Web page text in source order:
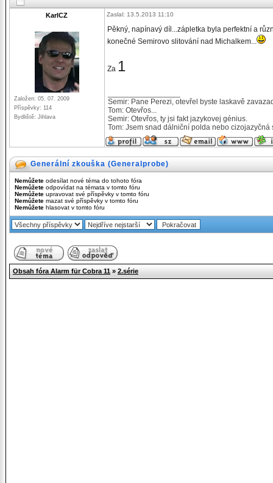
KarlCZ
Založen: 05. 07. 2009
Příspěvky: 114
Bydliště: Jihlava
Zaslal: 13.5.2013 11:10
Pěkný, napínavý díl...zápletka byla perfektní a
konečné Semirovo slitování nad Michalkem...
Za 1
Semir: Pane Perezi, otevřel byste laskavě
Tom: Otevřos...
Semir: Otevřos, ty jsi fakt jazykovej génius.
Tom: Jsem snad dálniční polda nebo cizojazyčná
Generální zkouška (Generalprobe)
Nemůžete odesílat nové téma do tohoto fóra
Nemůžete odpovídat na témata v tomto fóru
Nemůžete upravovat své příspěvky v tomto fóru
Nemůžete mazat své příspěvky v tomto fóru
Nemůžete hlasovat v tomto fóru
Obsah fóra Alarm für Cobra 11 » 2.série